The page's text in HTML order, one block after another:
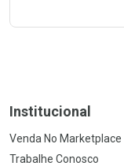
Institucional
Venda No Marketplace
Trabalhe Conosco